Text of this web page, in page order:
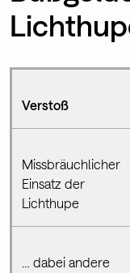
Verstoß
Missbräuchlicher
Einsatz der
Lichthupe
… dabei andere